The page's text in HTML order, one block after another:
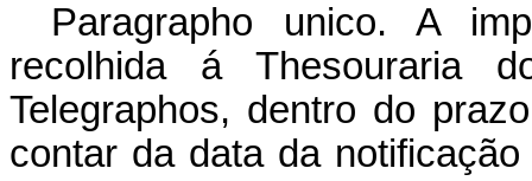
Paragrapho unico. A
recolhida á Thesouraria
Telegraphos, dentro do
contar da data da